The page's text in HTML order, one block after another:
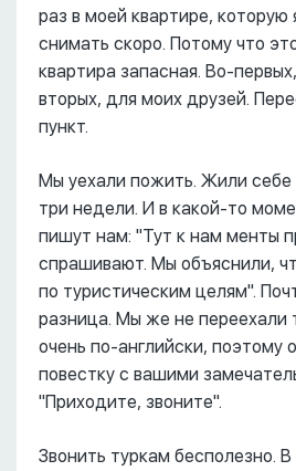
раз в моей квартире, которую
снимать скоро. Потому что
квартира запасная. Во-
вторых, для моих друзей.
пункт.
Мы уехали пожить. Жили себе
три недели. И в какой-то
пишут нам: "Тут к нам менты
спрашивают. Мы объяснили,
по туристическим целям".
разница. Мы же не переехали
очень по-английски, поэтому
повестку с вашими
"Приходите, звоните".
Звонить туркам бесполезно.